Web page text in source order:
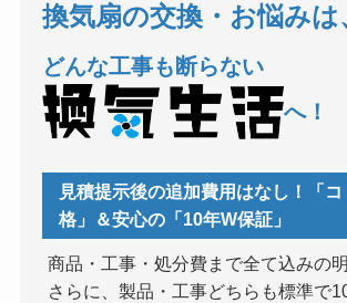
換気扇の交換・お悩みは
どんな工事も断らない
へ！
見積提示後の追加費用はなし！「
格」＆安心の「10年W保証」
商品・工事・処分費まで全て込みの
さらに、製品・工事どちらも標準で